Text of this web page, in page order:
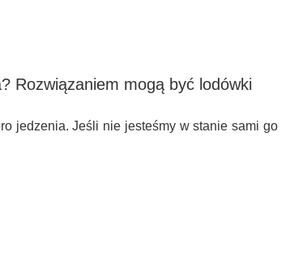
Rozwiązaniem mogą być lodówki
jedzenia. Jeśli nie jesteśmy w stanie sami go